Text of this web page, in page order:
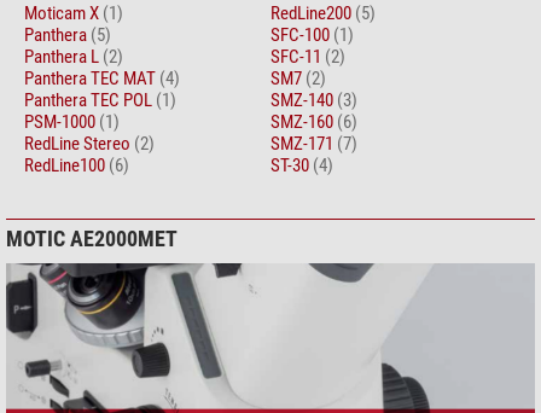
Moticam X (1)
Panthera (5)
Panthera L (2)
Panthera TEC MAT (4)
Panthera TEC POL (1)
PSM-1000 (1)
RedLine Stereo (2)
RedLine100 (6)
RedLine200 (5)
SFC-100 (1)
SFC-11 (2)
SM7 (2)
SMZ-140 (3)
SMZ-160 (6)
SMZ-171 (7)
ST-30 (4)
MOTIC AE2000MET